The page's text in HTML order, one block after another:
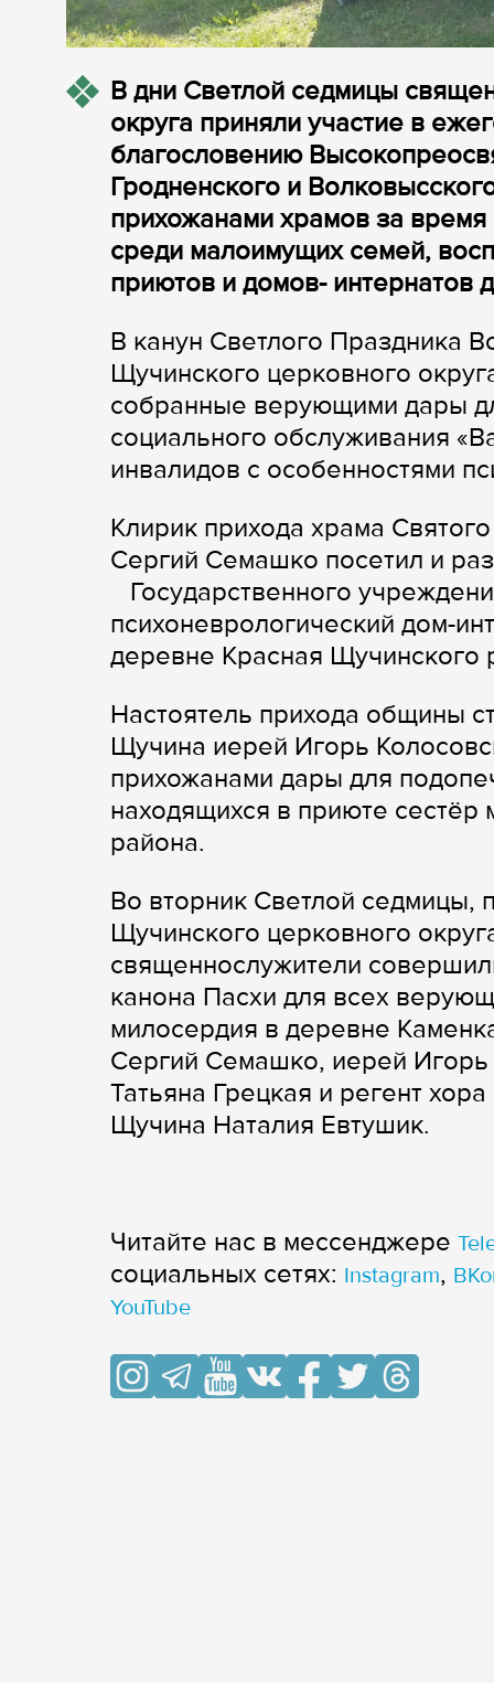
В дни Светлой седмицы
округа приняли участие в
благословению
Гродненского и
прихожанами храмов за время
среди малоимущих семей,
приютов и домов- интернатов
В канун Светлого Праздника
Щучинского церковного
собранные верующими дары
социального обслуживания
инвалидов с особенностями
Клирик прихода храма
Сергий Семашко посетил и
Государственного
психоневрологический дом-
деревне Красная Щучинского
Настоятель прихода общины
Щучина иерей Игорь
прихожанами дары для
находящихся в приюте
района.
Во вторник Светлой седмицы,
Щучинского церковного
священнослужители
канона Пасхи для всех
милосердия в деревне
Сергий Семашко, иерей Игорь
Татьяна Грецкая и регент
Щучина Наталия Евтушик.
Читайте нас в мессенджере
cоциальных сетях: Instagram,
YouTube